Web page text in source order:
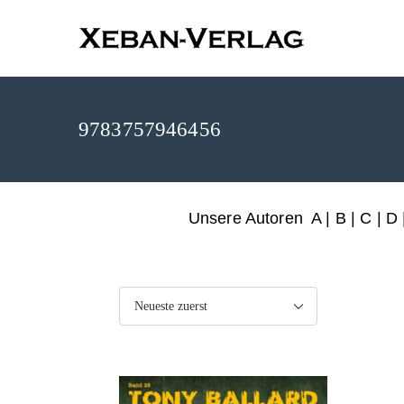
9783757946456
Unsere AutorenA| B C D